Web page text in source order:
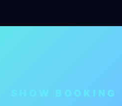
SHOW BOOKING